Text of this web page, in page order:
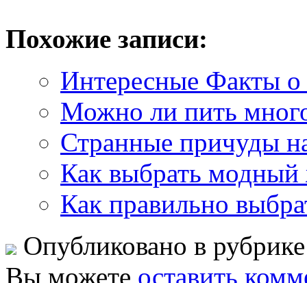
Похожие записи:
Интересные Факты
Можно ли пить
Странные причуды
Как выбрать модный
Как правильно
Опубликовано в
Вы можете оставить